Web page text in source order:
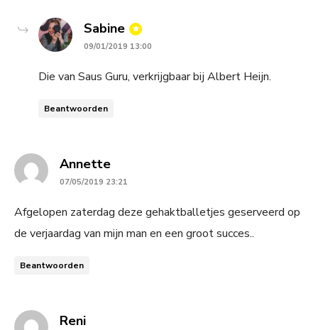
Sabine says:
09/01/2019 13:00
Die van Saus Guru, verkrijgbaar bij Albert Heijn.
Beantwoorden
Annettesays:
07/05/2019 23:21
Afgelopen zaterdag deze gehaktballetjes geserveerd op
de verjaardag van mijn man en een groot succes..
Beantwoorden
Renisays: